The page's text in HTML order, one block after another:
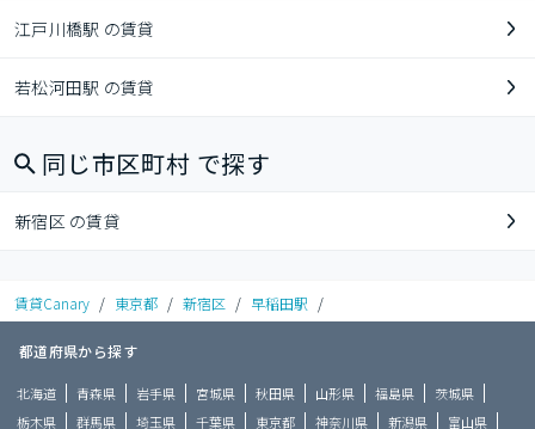
江戸川橋駅 の賃貸
若松河田駅 の賃貸
同じ市区町村 で探す
新宿区 の賃貸
賃貸Canary / 東京都 / 新宿区 / 早稲田駅 /
都道府県から探す
北海道 青森県 岩手県 宮城県 秋田県 山形県 福島県
茨城県
栃木県
群馬県 埼玉県 千葉県 東京都 神奈川県 新潟県 富山県